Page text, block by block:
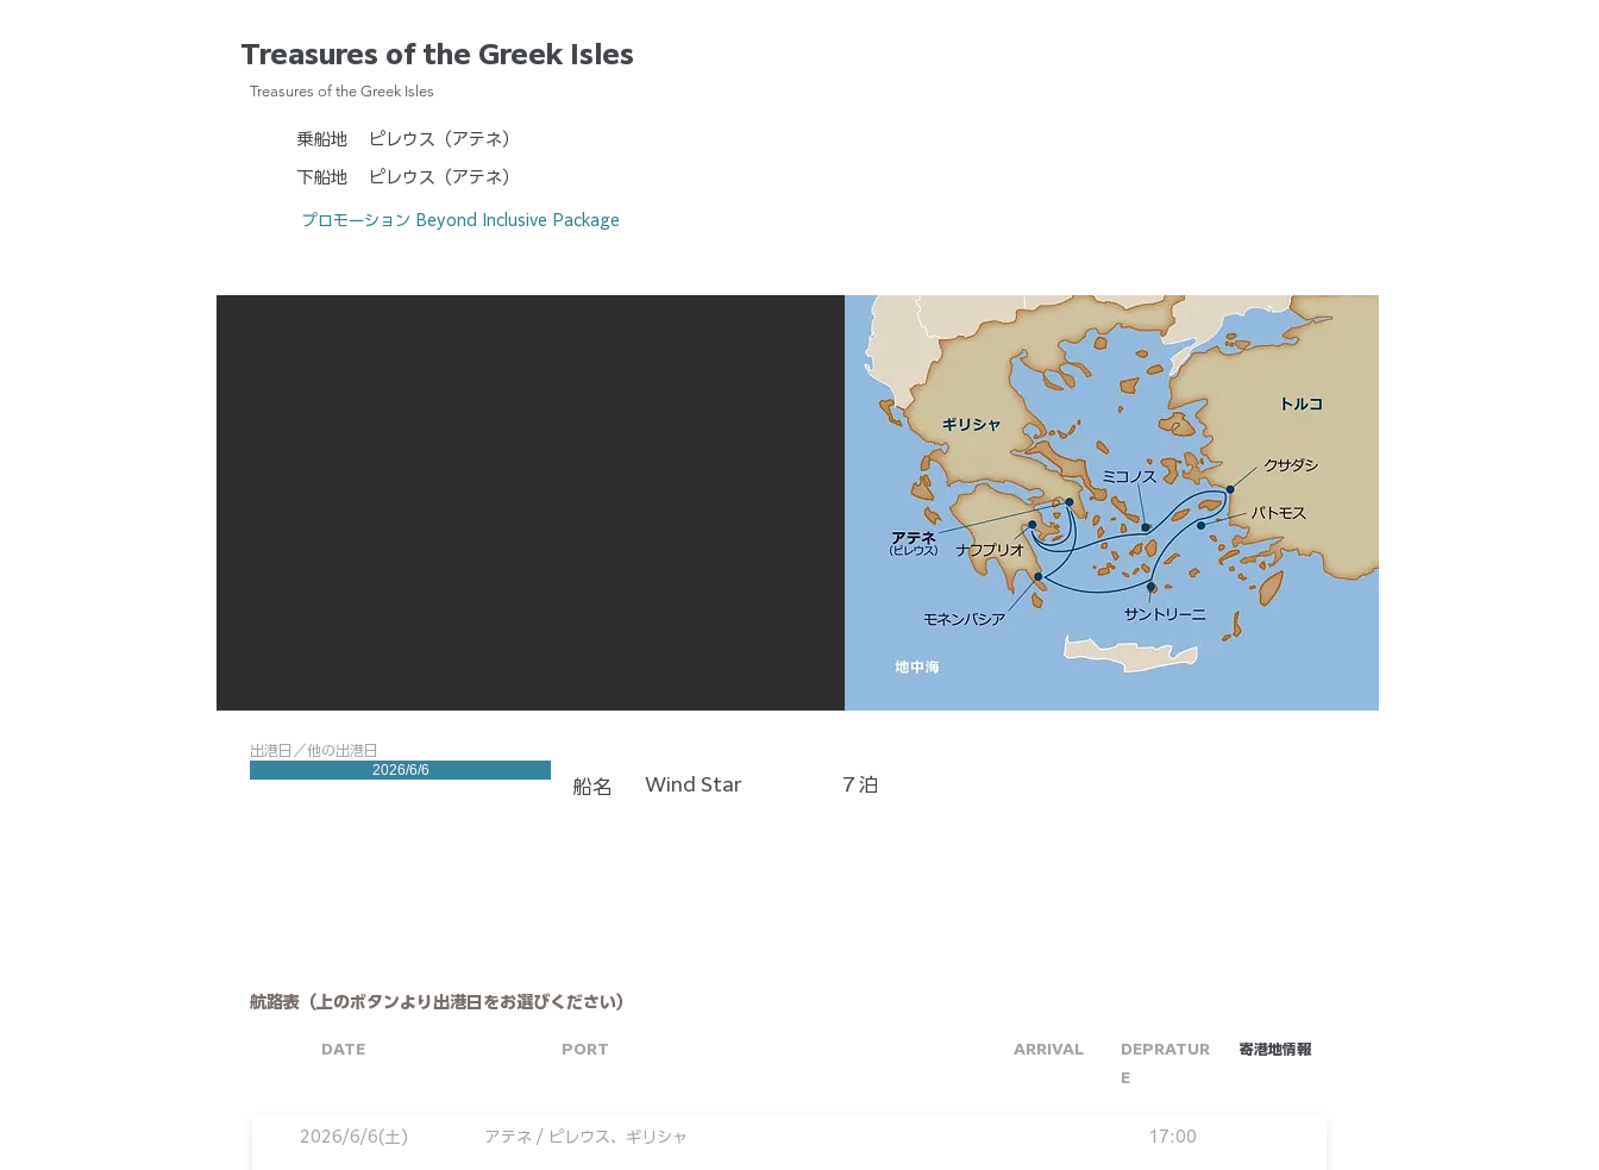
Treasures of the Greek Isles
Treasures of the Greek Isles
乗船地 ピレウス（アテネ）
下船地 ピレウス（アテネ）
プロモーション Beyond Inclusive Package
船名
出港日／他の出港日
2026/6/6
Wind Star 7 泊
航路表（上のボタンより出港日をお選びください）
DATE PORT ARRIVAL
DEPRATUR
E
​寄港地情報
2026/6/6(土) 17:00
アテネ / ピレウス、ギリシャ